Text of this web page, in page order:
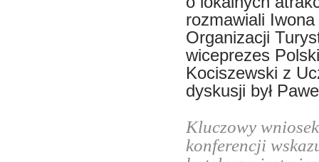
rozmawiali
Organizacji
wiceprezes
Kociszewski z
dyskusji był
Kluczowy
konferencji